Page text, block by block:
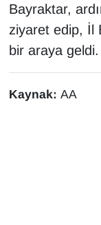
Bayraktar,
ziyaret edip, İl
bir araya geldi.
Kaynak: AA